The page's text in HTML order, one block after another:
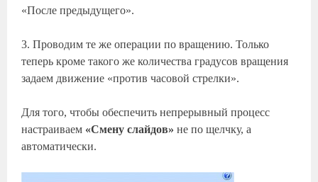
«После предыдущего».
3. Проводим те же операции по вращению. Только
теперь кроме такого же количества градусов вращения
задаем движение «против часовой стрелки».
Для того, чтобы обеспечить непрерывный процесс
настраиваем «Смену слайдов» не по щелчку, а
автоматически.